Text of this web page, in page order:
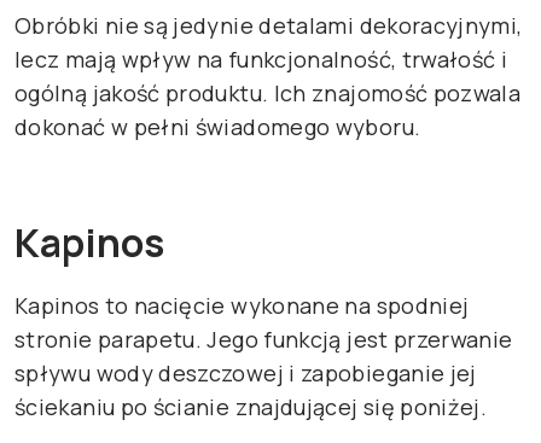
Obróbki nie są jedynie detalami dekoracyjnymi,
lecz mają wpływ na funkcjonalność, trwałość i
ogólną jakość produktu. Ich znajomość pozwala
dokonać w pełni świadomego wyboru.
Kapinos
Kapinos to nacięcie wykonane na spodniej
stronie parapetu. Jego funkcją jest przerwanie
spływu wody deszczowej i zapobieganie jej
ściekaniu po ścianie znajdującej się poniżej.